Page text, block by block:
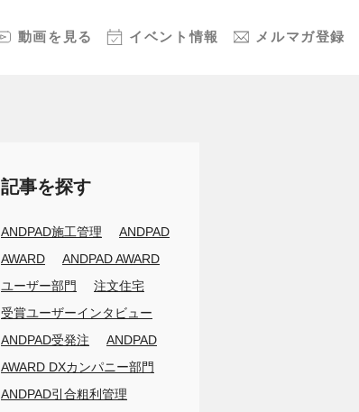
動画を見る イベント情報 メルマガ登録
記事を探す
ANDPAD施工管理
ANDPAD
AWARD
ANDPAD AWARD
ユーザー部門
注文住宅
受賞ユーザーインタビュー
ANDPAD受発注
ANDPAD
AWARD DXカンパニー部門
ANDPAD引合粗利管理